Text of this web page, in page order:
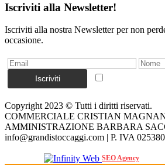
Iscriviti alla Newsletter!
Iscriviti alla nostra Newsletter per non
occasione.
Copyright 2023 © Tutti i diritti riservati.
COMMERCIALE CRISTIAN
AMMINISTRAZIONE BARBARA
info@grandistoccaggi.com | P. IVA
SEO Agency